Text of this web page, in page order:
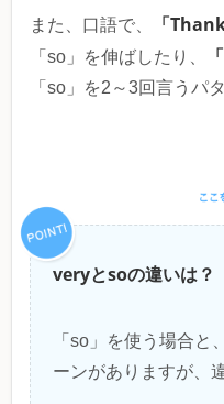
また、口語で、 「
「so」を伸ばしたり、
「so」を2～3回言うパ
veryとsoの違いは？
「so」を使う場合と
ーンがありますが、